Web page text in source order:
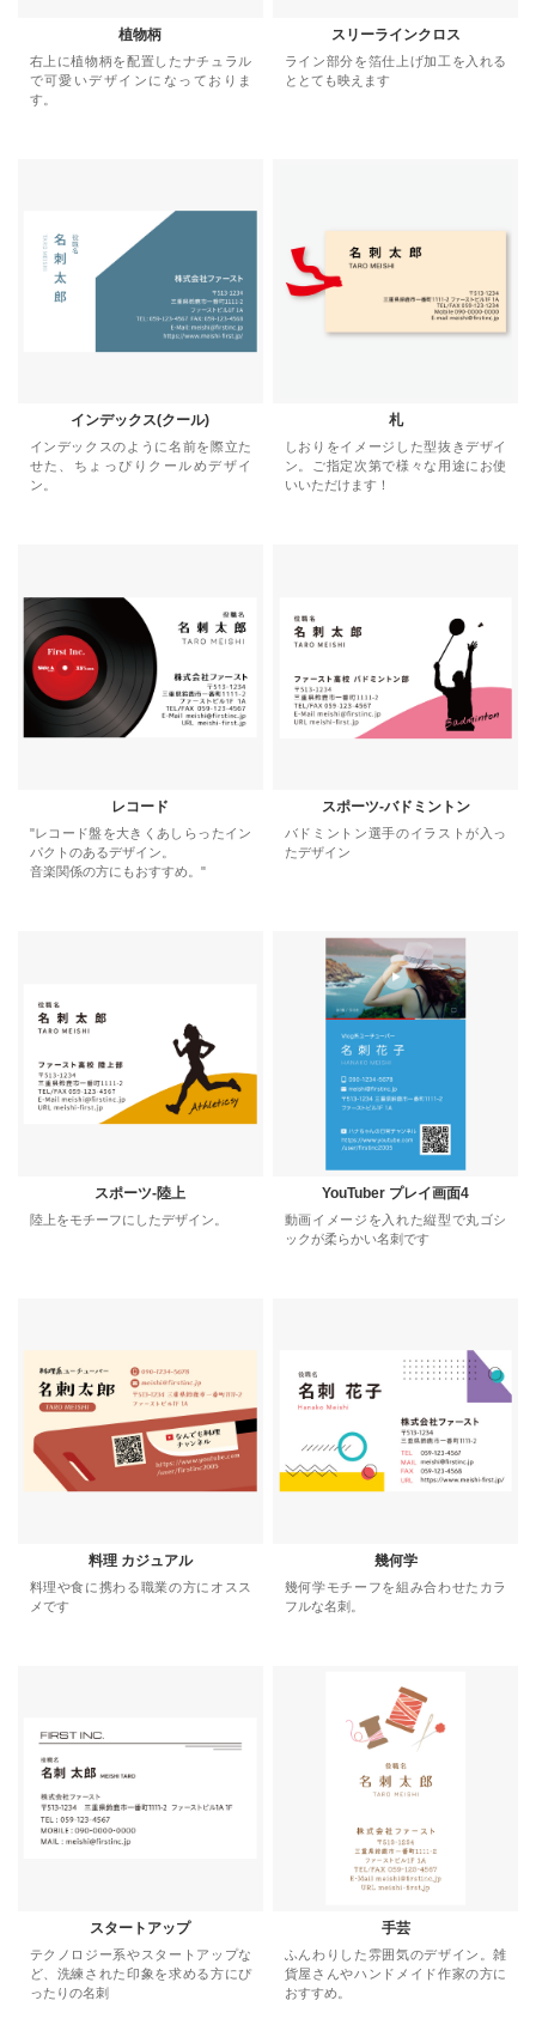
植物柄
右上に植物柄を配置したナチュラル
で可愛いデザインになっておりま
す。
スリーラインクロス
ライン部分を箔仕上げ加工を入れる
ととても映えます
インデックス(クール)
インデックスのように名前を際立た
せた、ちょっぴりクールめデザイ
ン。
札
しおりをイメージした型抜きデザイ
ン。ご指定次第で様々な用途にお使
いいただけます！
レコード
"レコード盤を大きくあしらったイン
パクトのあるデザイン。
音楽関係の方にもおすすめ。"
スポーツ-バドミントン
バドミントン選手のイラストが入っ
たデザイン
スポーツ-陸上
陸上をモチーフにしたデザイン。
YouTuber プレイ画面4
動画イメージを入れた縦型で丸ゴシ
ックが柔らかい名刺です
料理 カジュアル
料理や食に携わる職業の方にオスス
メです
幾何学
幾何学モチーフを組み合わせたカラ
フルな名刺。
スタートアップ
テクノロジー系やスタートアップな
ど、洗練された印象を求める方にぴ
ったりの名刺
手芸
ふんわりした雰囲気のデザイン。雑
貨屋さんやハンドメイド作家の方に
おすすめ。